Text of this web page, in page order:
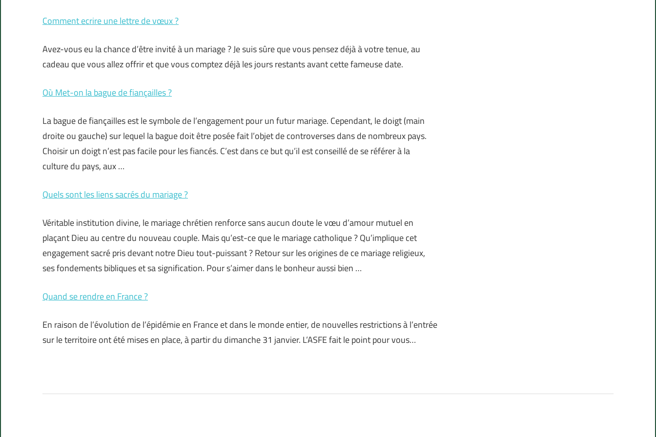
Comment ecrire une lettre de vœux ?
Avez-vous eu la chance d’être invité à un mariage ? Je suis sûre que vous pensez déjà à votre tenue, au
cadeau que vous allez offrir et que vous comptez déjà les jours restants avant cette fameuse date.
Où Met-on la bague de fiançailles ?
La bague de fiançailles est le symbole de l’engagement pour un futur mariage. Cependant, le doigt (main
droite ou gauche) sur lequel la bague doit être posée fait l’objet de controverses dans de nombreux pays.
Choisir un doigt n’est pas facile pour les fiancés. C’est dans ce but qu’il est conseillé de se référer à la
culture du pays, aux …
Quels sont les liens sacrés du mariage ?
Véritable institution divine, le mariage chrétien renforce sans aucun doute le vœu d’amour mutuel en
plaçant Dieu au centre du nouveau couple. Mais qu’est-ce que le mariage catholique ? Qu’implique cet
engagement sacré pris devant notre Dieu tout-puissant ? Retour sur les origines de ce mariage religieux,
ses fondements bibliques et sa signification. Pour s’aimer dans le bonheur aussi bien …
Quand se rendre en France ?
En raison de l’évolution de l’épidémie en France et dans le monde entier, de nouvelles restrictions à l’entrée
sur le territoire ont été mises en place, à partir du dimanche 31 janvier. L’ASFE fait le point pour vous…